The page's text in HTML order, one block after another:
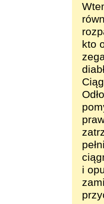
kto
i